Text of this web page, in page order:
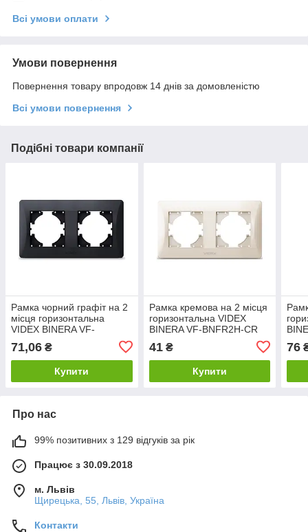
Всі умови оплати
Умови повернення
Повернення товару впродовж 14 днів за домовленістю
Всі умови повернення
Подібні товари компанії
Рамка чорний графіт на 2
місця горизонтальна
VIDEX BINERA VF-
71,06 ₴
Купити
Рамка кремова на 2 місця
горизонтальна VIDEX
BINERA VF-BNFR2H-CR
41₴
Купити
76
Про нас
99% позитивних з 129 відгуків за рік
Працює з 30.09.2018
м. Львів
Щирецька, 55, Львів, Україна
Контакти